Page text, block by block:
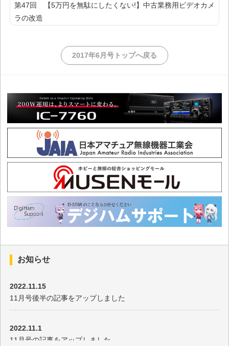
第47回 【5万円を無駄にしたくない!】中古業務用ビデオカメ
ラの改造
第46回 【昔のケータイにソックリ】KENWOOD『TH-7』を
第44回 【ホームセンターで材料が揃う】移動運用向けスリム
三脚の製作【好きな長さに作れる】
第43回 【ホームセンターで材料が揃う】430MHz 6エレ八木
アンテナの製作
第42回 【見よう見まねで】ハンディー機のストラップを作っ
てみた
テナの製作
2017年6月号トップへ戻る
お知らせ
2022.11.15
11月号後半の記事をアップしました
2022.11.1
11月号の記事をアップしました